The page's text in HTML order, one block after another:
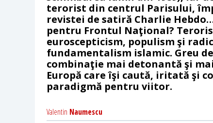
terorist din centrul Parisului,
revistei de satiră Charlie
pentru Frontul Naţional?
euroscepticism, populism şi
fundamentalism islamic. Greu
combinaţie mai detonantă şi
Europă care îşi caută, iritată şi
paradigmă pentru viitor.
Valentin Naumescu